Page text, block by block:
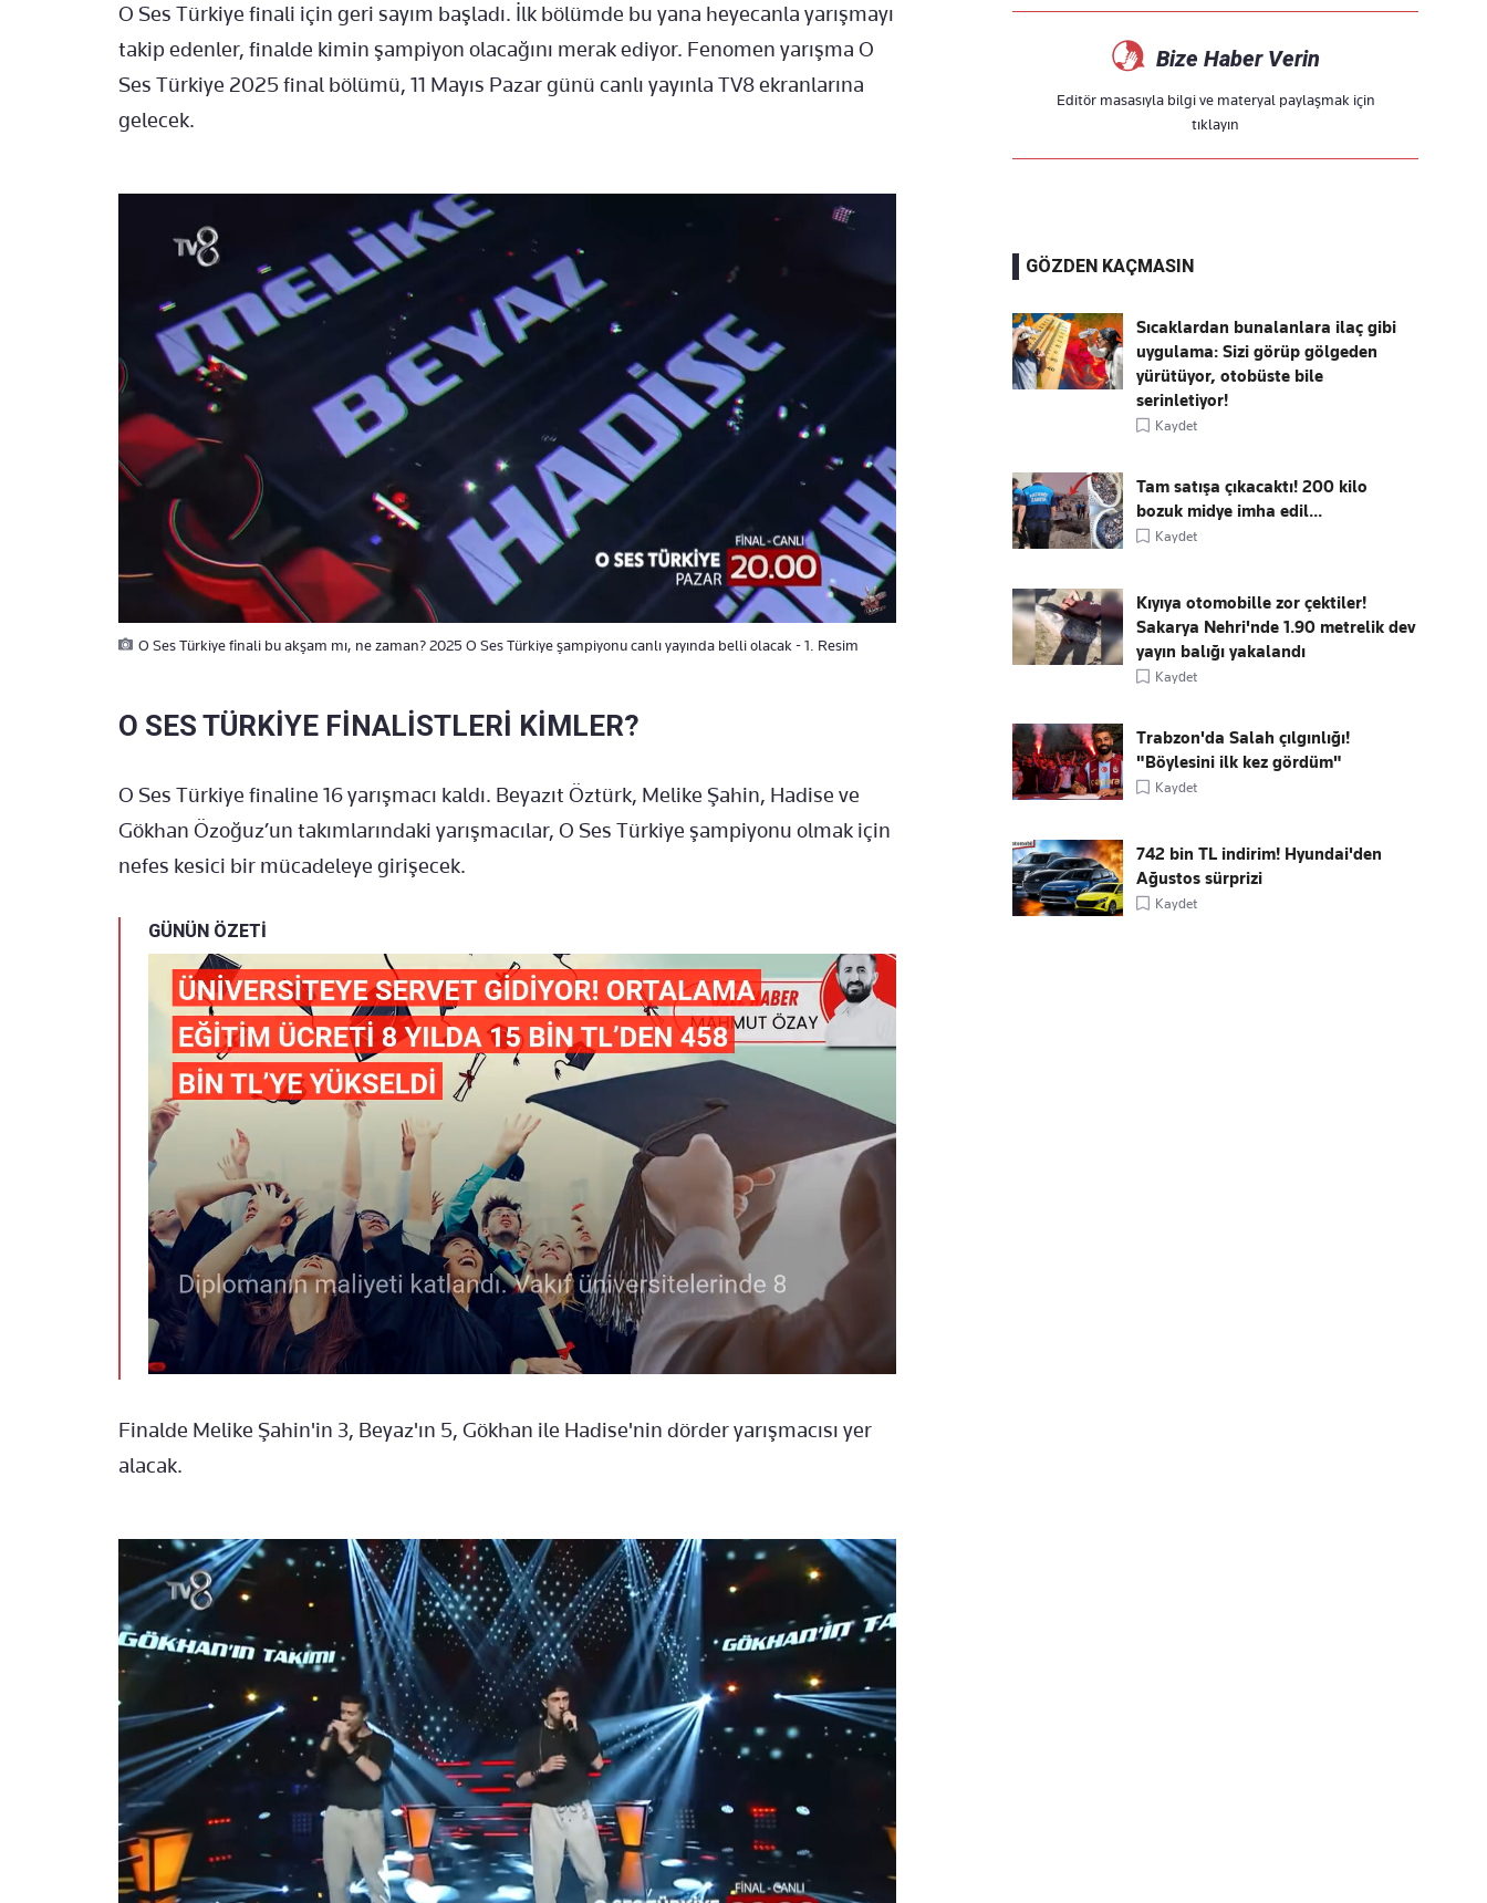
O Ses Türkiye finali için geri sayım başladı. İlk bölümde bu yana heyecanla yarışmayı
takip edenler, finalde kimin şampiyon olacağını merak ediyor. Fenomen yarışma O
Ses Türkiye 2025 final bölümü, 11 Mayıs Pazar günü canlı yayınla TV8 ekranlarına
gelecek.
O Ses Türkiye finali bu akşam mı, ne zaman? 2025 O Ses Türkiye şampiyonu canlı yayında belli olacak - 1. Resim
O SES TÜRKİYE FİNALİSTLERİ KİMLER?
O Ses Türkiye finaline 16 yarışmacı kaldı. Beyazıt Öztürk, Melike Şahin, Hadise ve
Gökhan Özoğuz’un takımlarındaki yarışmacılar, O Ses Türkiye şampiyonu olmak için
nefes kesici bir mücadeleye girişecek.
GÜNÜN ÖZETİ
Finalde Melike Şahin'in 3, Beyaz'ın 5, Gökhan ile Hadise'nin dörder yarışmacısı yer
alacak.
Bize Haber Verin
Editör masasıyla bilgi ve materyal paylaşmak için
tıklayın
GÖZDEN KAÇMASIN
Sıcaklardan bunalanlara ilaç gibi
uygulama: Sizi görüp gölgeden
yürütüyor, otobüste bile
serinletiyor!
Kaydet
Tam satışa çıkacaktı! 200 kilo
bozuk midye imha edil...
Kaydet
Kıyıya otomobille zor çektiler!
Sakarya Nehri'nde 1.90 metrelik dev
yayın balığı yakalandı
Kaydet
Trabzon'da Salah çılgınlığı!
"Böylesini ilk kez gördüm"
Kaydet
742 bin TL indirim! Hyundai'den
Ağustos sürprizi
Kaydet